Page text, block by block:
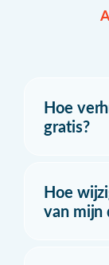
Hoe
gratis?
Hoe
van mijn